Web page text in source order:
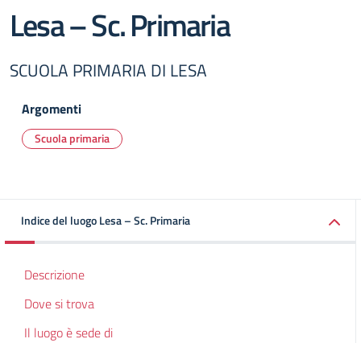
Lesa – Sc. Primaria
SCUOLA PRIMARIA DI LESA
Argomenti
Scuola primaria
Indice del luogo Lesa – Sc. Primaria
Descrizione
Dove si trova
Il luogo è sede di